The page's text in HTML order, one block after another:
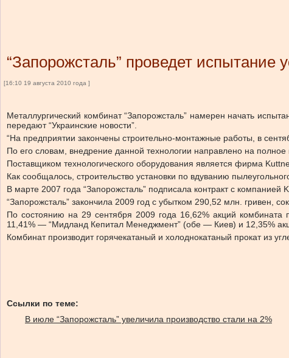
“Запорожсталь” проведет испытание
[16:10 19 августа 2010 года ]
Металлургический комбинат “Запорожсталь” намерен начать
передают “Украинские новости”.
“На предприятии закончены строительно-монтажные работы, в
По его словам, внедрение данной технологии направлено на
Поставщиком технологического оборудования является фирма
Как сообщалось, строительство установки по вдуванию
В марте 2007 года “Запорожсталь” подписала контракт с компанией
“Запорожсталь” закончила 2009 год с убытком 290,52 млн. гривен,
По состоянию на 29 сентября 2009 года 16,62% акций
11,41% — “Мидланд Кепитал Менеджмент” (обе — Киев) и 12,35%
Комбинат производит горячекатаный и холоднокатаный прокат из
Ссылки по теме:
В июле “Запорожсталь” увеличила производство стали на 2%